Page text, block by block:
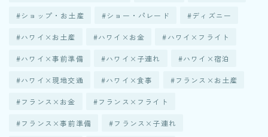
ショップ・お土産 ショー・パレード ディズニー
ハワイ×お土産 ハワイ×お金 ハワイ×フライト
ハワイ×事前準備 ハワイ×子連れ ハワイ×宿泊
ハワイ×現地交通 ハワイ×食事 フランス×お土産
フランス×お金 フランス×フライト
フランス×事前準備 フランス×子連れ